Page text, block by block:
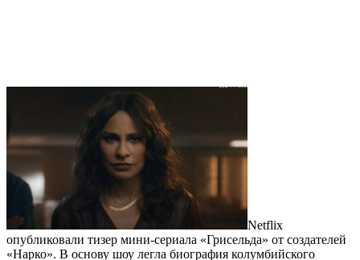
Netflix
опубликовали тизер мини-сериала «Грисельда» от создателей
«Нарко». В основу шоу легла биография колумбийского